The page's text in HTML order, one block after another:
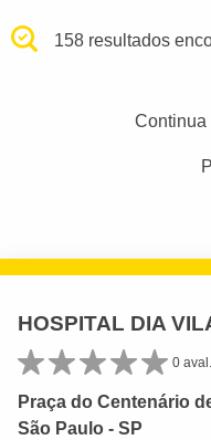
158 resultados
Continua
HOSPITAL DIA
0 aval.
Praça do Centenário
São Paulo - SP